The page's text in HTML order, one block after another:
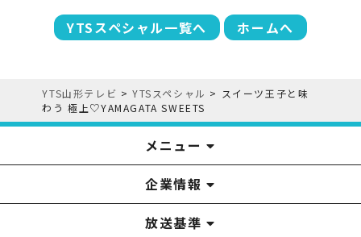
YTSスペシャル一覧へ ホームへ
YTS山形テレビ >YTSスペシャル > スイーツ王子と味
わう 極上♡YAMAGATA SWEETS
メニュー
YTSニュース
番組
アナウンサー
プレゼント
イベント
みるるん星人
YTS見学ツアー
番組表
お問い合わせ
企業情報
企業情報
役員構成
YTS山形テレビ SDGs 宣言
採用情報
山形テレビ人権方針
山形テレビ国民保護業務計画提出文
個人情報基本方針
情報セキュリティ基本方針
視聴データの取扱いについて
系列局一覧
中継局一覧
放送基準